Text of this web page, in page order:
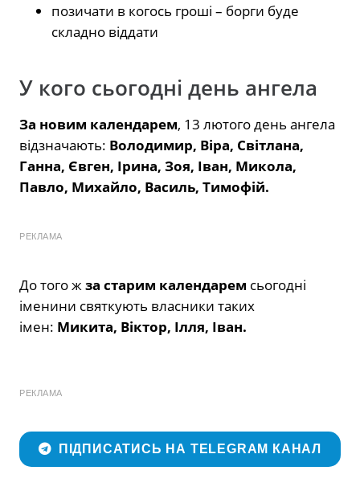
позичати в когось гроші – борги буде
складно віддати
У кого сьогодні день ангела
За новим календарем, 13 лютого день ангела
відзначають: Володимир, Віра, Світлана,
Ганна, Євген, Ірина, Зоя, Іван, Микола,
Павло, Михайло, Василь, Тимофій.
РЕКЛАМА
До того жза старим календарем сьогодні
іменини святкують власники таких
імен: Микита, Віктор, Ілля, Іван.
РЕКЛАМА
ПІДПИСАТИСЬ НА TELEGRAM КАНАЛ